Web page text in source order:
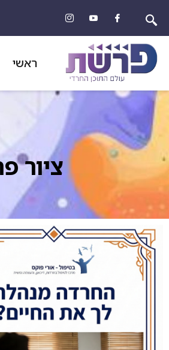
ראשי
ציור